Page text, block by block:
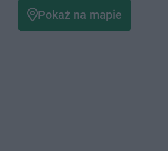
Pokaż na mapie